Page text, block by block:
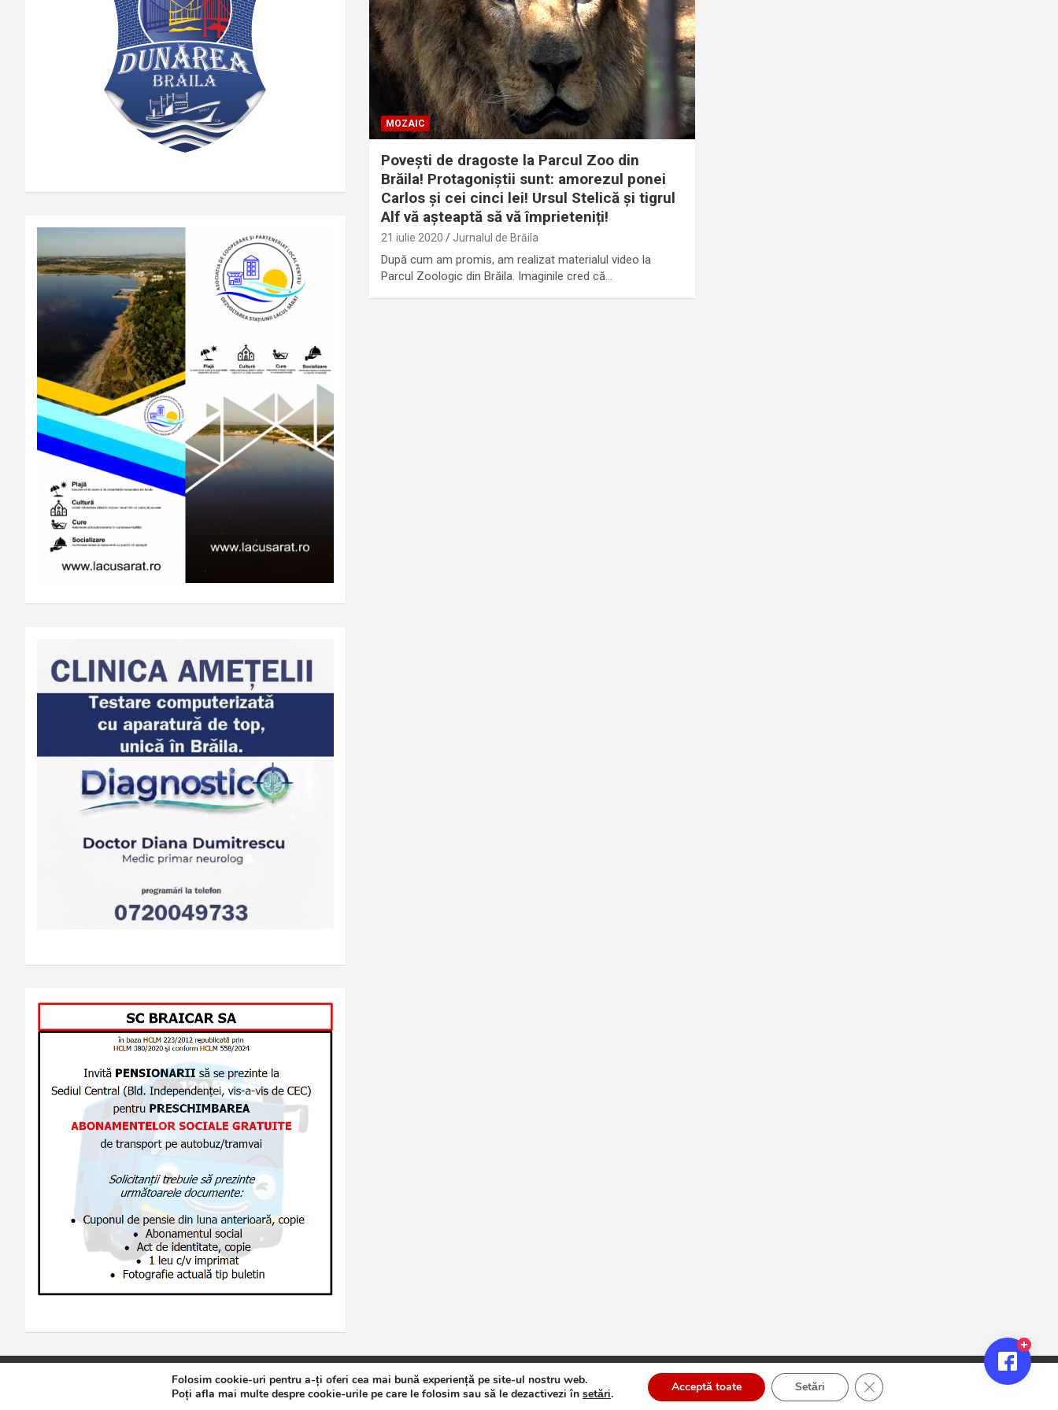
MOZAIC
Povești de dragoste la Parcul Zoo din
Brăila! Protagoniștii sunt: amorezul ponei
Carlos și cei cinci lei! Ursul Stelică și tigrul
Alf vă așteaptă să vă împrieteniți!
21 iulie 2020 Jurnalul de Brăila
După cum am promis, am realizat materialul video la
Parcul Zoologic din Brăila. Imaginile cred că…
Jurnalul de Brăila Politică de confidențialitate Theme by:Theme Horse Proudly Powered by: WordPress
Folosim cookie-uri pentru a-ți oferi cea mai bună experiență pe site-ul nostru web.
Poți afla mai multe despre cookie-urile pe care le folosim sau să le dezactivezi în setări. Acceptă toate Setări Close GDPR Cookie Banner